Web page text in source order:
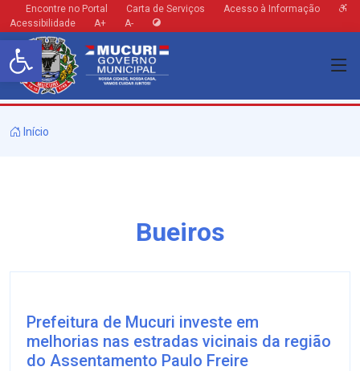
Barra de Ferramentas Aberta
Encontre no Portal Carta de Serviços
Acesso à Informação
Acessibilidade
A+ A-
Início
Bueiros
Prefeitura de Mucuri investe em
melhorias nas estradas vicinais da região
do Assentamento Paulo Freire